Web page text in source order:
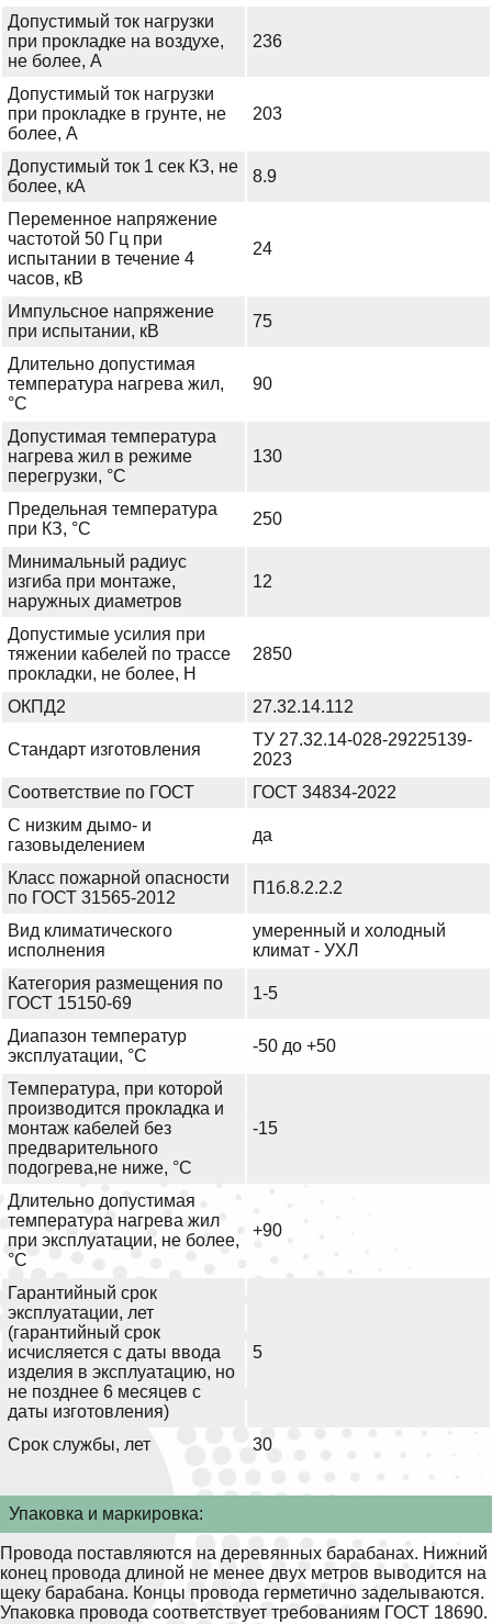
Допустимый ток нагрузки
при прокладке на воздухе,
не более, А
236
Допустимый ток нагрузки
при прокладке в грунте, не
более, А
203
Допустимый ток 1 сек КЗ, не
более, кА
8.9
Переменное напряжение
частотой 50 Гц при
испытании в течение 4
часов, кВ
24
Импульсное напряжение
при испытании, кВ
75
Длительно допустимая
температура нагрева жил,
°С
90
Допустимая температура
нагрева жил в режиме
перегрузки, °С
130
Предельная температура
при КЗ, °С
250
Минимальный радиус
изгиба при монтаже,
наружных диаметров
12
Допустимые усилия при
тяжении кабелей по трассе
прокладки, не более, Н
2850
ОКПД2 27.32.14.112
Стандарт изготовления
ТУ 27.32.14-028-29225139-
2023
Соответствие по ГОСТ
ГОСТ 34834-2022
С низким дымо- и
газовыделением
да
Класс пожарной опасности
по ГОСТ 31565-2012
П1б.8.2.2.2
Вид климатического
исполнения
умеренный и холодный
климат - УХЛ
Категория размещения по
ГОСТ 15150-69
1-5
Диапазон температур
эксплуатации, °С
-50 до +50
Температура, при которой
производится прокладка и
монтаж кабелей без
предварительного
подогрева,не ниже, °С
-15
Длительно допустимая
температура нагрева жил
при эксплуатации, не более,
°С
+90
Гарантийный срок
эксплуатации, лет
(гарантийный срок
исчисляется с даты ввода
изделия в эксплуатацию, но
не позднее 6 месяцев с
даты изготовления)
5
Срок службы, лет 30
Упаковка и маркировка:
Провода поставляются на деревянных барабанах. Нижний
конец провода длиной не менее двух метров выводится на
щеку барабана. Концы провода герметично заделываются.
Упаковка провода соответствует требованиям ГОСТ 18690.